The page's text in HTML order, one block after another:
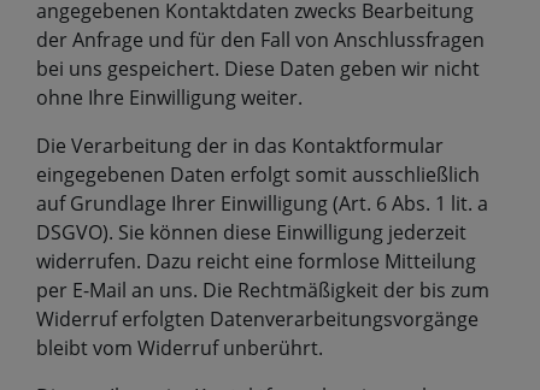
angegebenen Kontaktdaten zwecks Bearbeitung
der Anfrage und für den Fall von Anschlussfragen
bei uns gespeichert. Diese Daten geben wir nicht
ohne Ihre Einwilligung weiter.
Die Verarbeitung der in das Kontaktformular
eingegebenen Daten erfolgt somit ausschließlich
auf Grundlage Ihrer Einwilligung (Art. 6 Abs. 1 lit. a
DSGVO). Sie können diese Einwilligung jederzeit
widerrufen. Dazu reicht eine formlose Mitteilung
per E-Mail an uns. Die Rechtmäßigkeit der bis zum
Widerruf erfolgten Datenverarbeitungsvorgänge
bleibt vom Widerruf unberührt.